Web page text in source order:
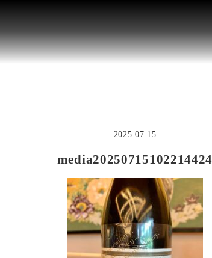
2025.07.15
media20250715102214424